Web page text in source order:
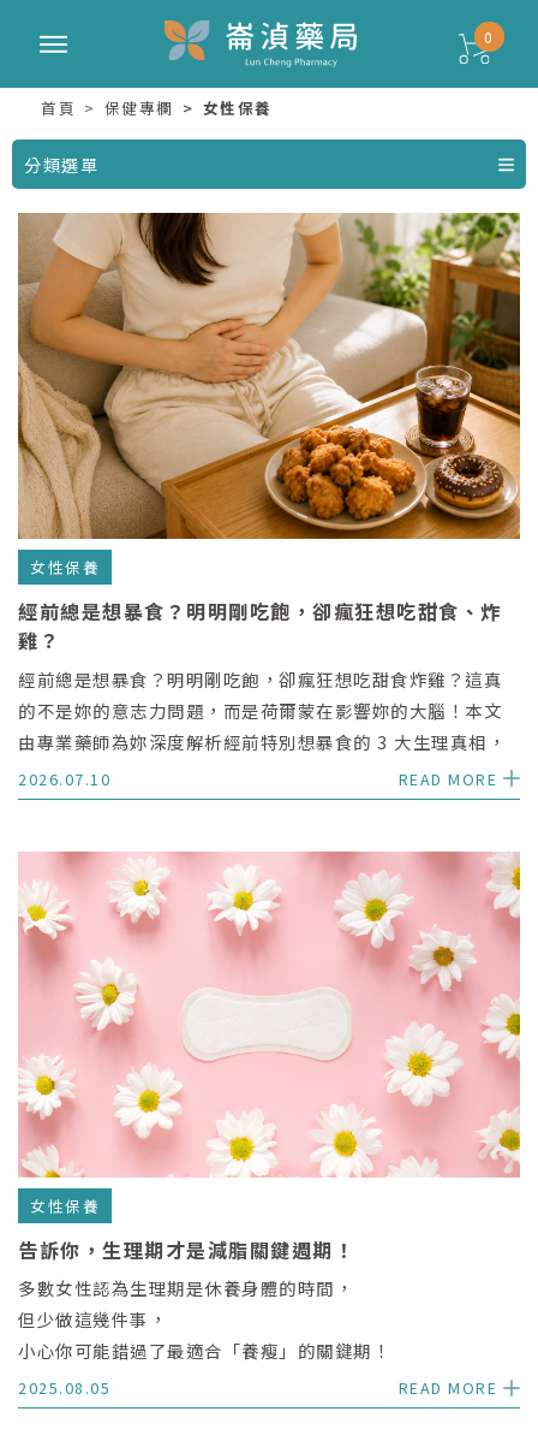
0
首頁 保健專欄 女性保養
分類選單
女性保養
經前總是想暴食？明明剛吃飽，卻瘋狂想吃甜食、炸
雞？
經前總是想暴食？明明剛吃飽，卻瘋狂想吃甜食炸雞？這真
的不是妳的意志力問題，而是荷爾蒙在影響妳的大腦！本文
由專業藥師為妳深度解析經前特別想暴食的 3 大生理真相，
並提供好懂、好執行的經前飲食與作息調整指南，陪伴妳無
痛度過生理期食慾波動。
2026.07.10 READ MORE
女性保養
告訴你，生理期才是減脂關鍵週期！
多數女性認為生理期是休養身體的時間，
但少做這幾件事，
小心你可能錯過了最適合「養瘦」的關鍵期！
2025.08.05 READ MORE